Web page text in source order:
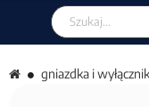
Szukaj w sklepie
gniazdka i